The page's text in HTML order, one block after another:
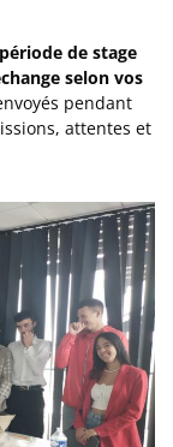
de stage
selon vos
pendant
attentes et